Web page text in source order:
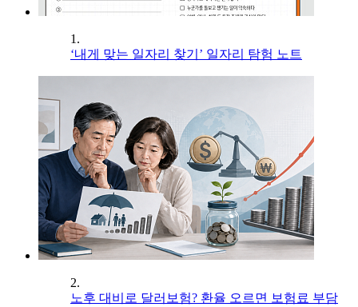
1.
‘내게 맞는 일자리 찾기’ 일자리 탐험 노트
2.
노후 대비로 달러보험? 환율 오르면 보험료 부담